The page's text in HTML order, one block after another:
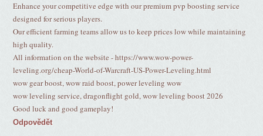
Enhance your competitive edge with our premium pvp boosting service
designed for serious players.
Our efficient farming teams allow us to keep prices low while maintaining
high quality.
All information on the website - https://www.wow-power-
leveling.org/cheap-World-of-Warcraft-US-Power-Leveling.html
wow gear boost, wow raid boost, power leveling wow
wow leveling service, dragonflight gold, wow leveling boost 2026
Good luck and good gameplay!
Odpovědět